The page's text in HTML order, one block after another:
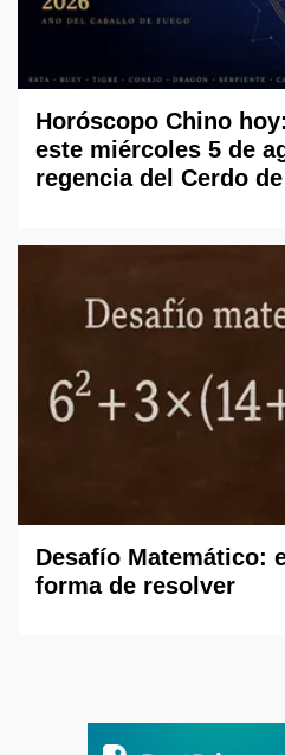
Horóscopo Chino
este miércoles 5 de
regencia del Cerdo
Desafío Matemático:
forma de resolver